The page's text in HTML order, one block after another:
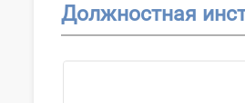
Должностная